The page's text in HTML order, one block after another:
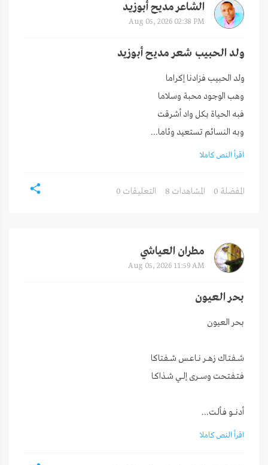
الشاعر مديح أبوزيد
Aug 05, 2026 02:38 PM
ولد الحبيب شعر مديح أبوزيد
وبه النسائم تستعيد وئاما...
اقرأ النص كاملا
0 المفضلة 8 المشاهدات 0 التعليقات
مطران العياشي
Aug 05, 2026 11:59 AM
بحر العيون
أدنــــو فـألـت...
اقرأ النص كاملا